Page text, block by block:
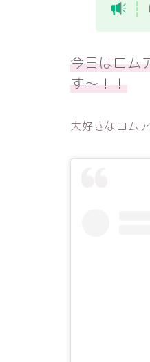
今日はロム
す〜！！
大好きなロム